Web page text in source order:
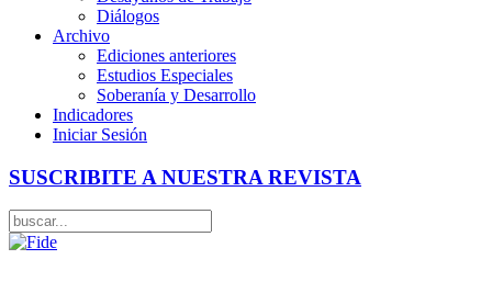
Diálogos
Archivo
Ediciones anteriores
Estudios Especiales
Soberanía y Desarrollo
Indicadores
Iniciar Sesión
SUSCRIBITE A NUESTRA REVISTA